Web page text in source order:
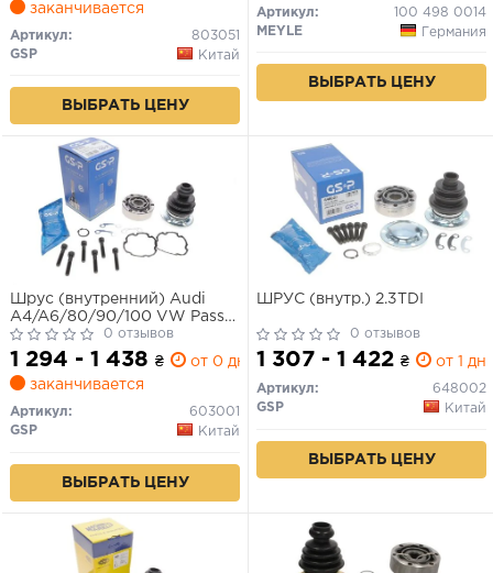
заканчивается
Артикул:
803051
GSP
Китай
ВЫБРАТЬ ЦЕНУ
Артикул:
100 498 0014
MEYLE
Германия
ВЫБРАТЬ ЦЕНУ
Шрус (внутренний) Audi
A4/A6/80/90/100 VW Passat
Skoda Superb 1.6TD-4.2 77-08
(28x108mm)
0 отзывов
1 294 - 1 438 ₴
от 0 дн.
заканчивается
Артикул:
603001
GSP
Китай
ВЫБРАТЬ ЦЕНУ
ШРУС (внутр.) 2.3TDI
0 отзывов
1 307 - 1 422 ₴ от 1 дн.
Артикул:
648002
GSP
Китай
ВЫБРАТЬ ЦЕНУ